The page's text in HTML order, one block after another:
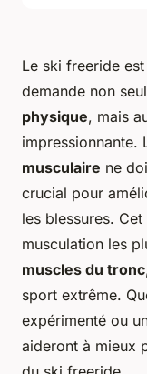
Le ski freeride
demande non
physique, mais
impressionnante.
musculaire ne
crucial pour
les blessures.
musculation les
muscles du tronc
sport extrême.
expérimenté ou
aideront à mieux